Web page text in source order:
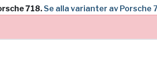
718. Se alla varianter av Porsche